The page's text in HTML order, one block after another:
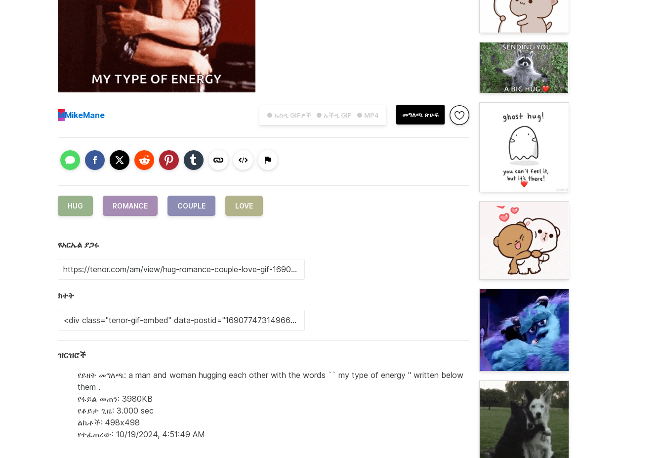
● ኤስዲ GIFዎች ● ኤችዲ GIF ● MP4 መግለጫ ጽሁፍ
MMikeMane
HUG ROMANCE COUPLE LOVE
ዩአርኤል ያጋሩ
ክተት
ዝርዝሮች
የይዘት መግለጫ: a man and woman hugging each other with the words `` my type of energy '' written below
them .
የፋይል መጠን: 3980KB
የቆይታ ጊዜ: 3.000 sec
ልኬቶች: 498x498
የተፈጠረው: 10/19/2024, 4:51:49 AM